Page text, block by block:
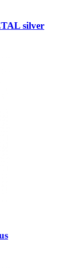
silver